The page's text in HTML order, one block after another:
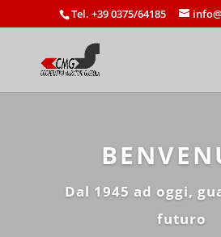
Tel. +39 0375/64185
Dal 1945 ad oggi,
futuro